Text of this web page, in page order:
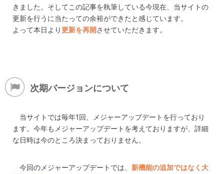
きました。そしてこの記事を執筆している今現在、当サイトの
更新を行うに当たっての余裕ができたと感じています。
よって本日より更新を再開させていただきます。
次期バージョンについて
当サイトでは毎年1回、メジャーアップデートを行っており
ます。今年もメジャーアップデートを考えておりますが、詳細
な日時は今のところ決まっておりません。
今回のメジャーアップデートでは、 新機能の追加ではなく大